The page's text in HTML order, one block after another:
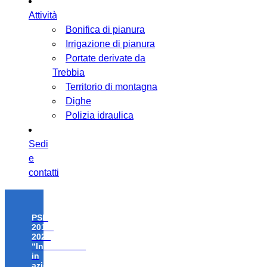
Attività
Bonifica di pianura
Irrigazione di pianura
Portate derivate da
Trebbia
Territorio di montagna
Dighe
Polizia idraulica
Sedi
e
contatti
PSR
2014-
2020
“Investimenti
in
azioni